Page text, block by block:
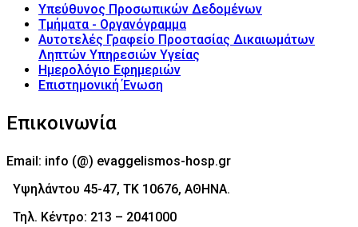
Υπεύθυνος Προσωπικών Δεδομένων
Τμήματα - Οργανόγραμμα
Αυτοτελές Γραφείο Προστασίας Δικαιωμάτων
Ληπτών Υπηρεσιών Υγείας
Ημερολόγιο Εφημεριών
Επιστημονική Ένωση
Επικοινωνία
Email: info (@) evaggelismos-hosp.gr
Υψηλάντου 45-47, ΤΚ 10676, ΑΘΗΝΑ.
Τηλ. Κέντρο: 213 – 2041000